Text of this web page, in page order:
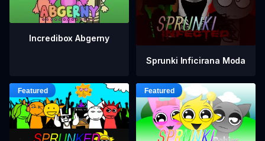
Incredibox Abgerny
Sprunki Inficirana Moda